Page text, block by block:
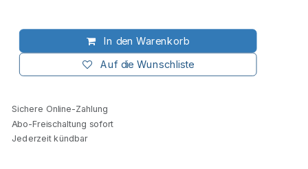
In den Warenkorb
Auf die Wunschliste
Sichere Online-Zahlung
Abo-Freischaltung sofort
Jederzeit kündbar